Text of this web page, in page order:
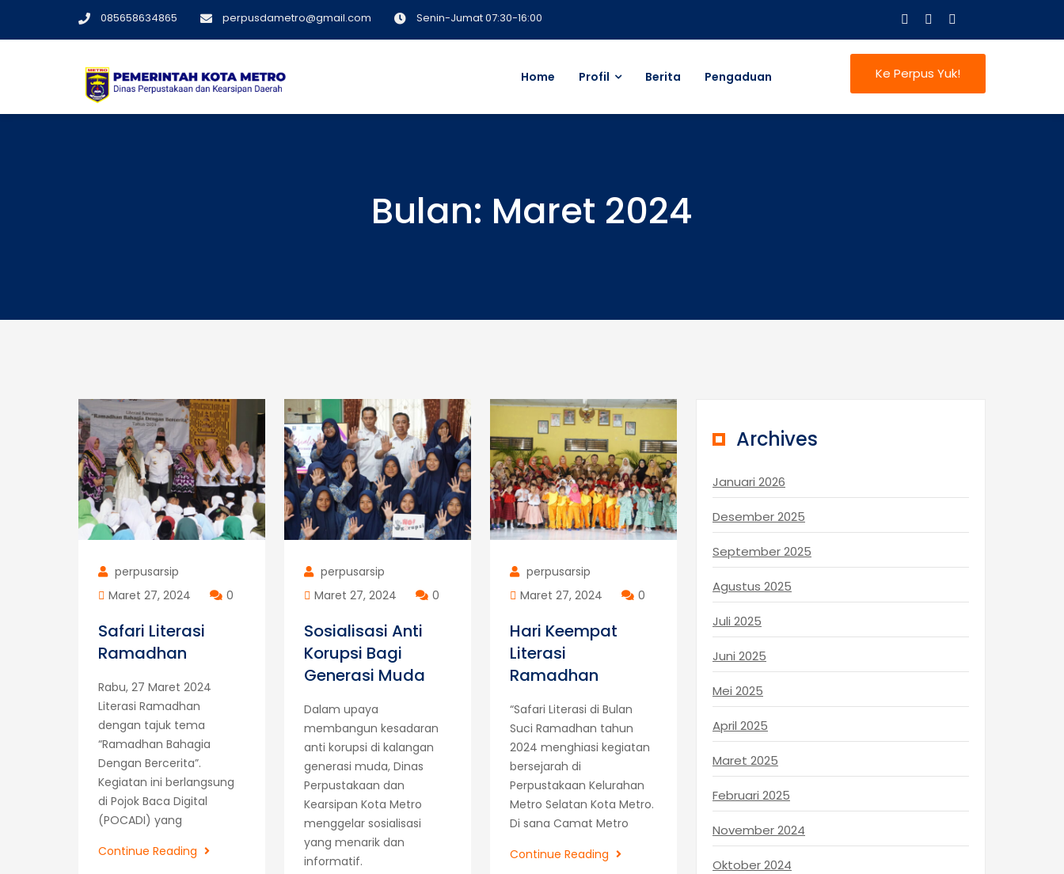
085658634865 perpusdametro@gmail.com Senin-Jumat 07:30-16:00
Home Profil Berita Pengaduan Ke Perpus Yuk!
Bulan: Maret 2024
perpusarsip
Maret 27, 2024
0
Safari Literasi
Ramadhan
Rabu, 27 Maret 2024
Literasi Ramadhan
dengan tajuk tema
“Ramadhan Bahagia
Dengan Bercerita”.
Kegiatan ini berlangsung
di Pojok Baca Digital
(POCADI) yang
Continue Reading
Safari
perpusarsip
Maret 27, 2024
0
Sosialisasi Anti
Korupsi Bagi
Generasi Muda
Dalam upaya
membangun kesadaran
anti korupsi di kalangan
generasi muda, Dinas
Perpustakaan dan
Kearsipan Kota Metro
menggelar sosialisasi
yang menarik dan
informatif.
perpusarsip
Maret 27, 2024
0
Hari Keempat
Literasi
Ramadhan
“Safari Literasi di Bulan
Suci Ramadhan tahun
2024 menghiasi kegiatan
bersejarah di
Perpustakaan Kelurahan
Metro Selatan Kota Metro.
Di sana Camat Metro
Continue Reading
Hari
Archives
Januari 2026
Desember 2025
September 2025
Agustus 2025
Juli 2025
Juni 2025
Mei 2025
April 2025
Maret 2025
Februari 2025
November 2024
Oktober 2024